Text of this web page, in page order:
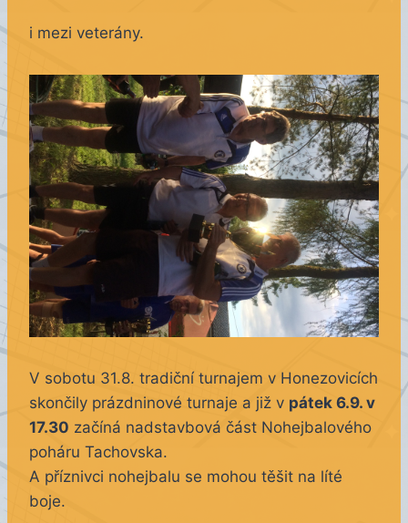
i mezi veterány.
V sobotu 31.8. tradiční turnajem v Honezovicích
skončily prázdninové turnaje a již v pátek 6.9. v
17.30 začíná nadstavbová část Nohejbalového
poháru Tachovska.
A příznivci nohejbalu se mohou těšit na líté
boje.